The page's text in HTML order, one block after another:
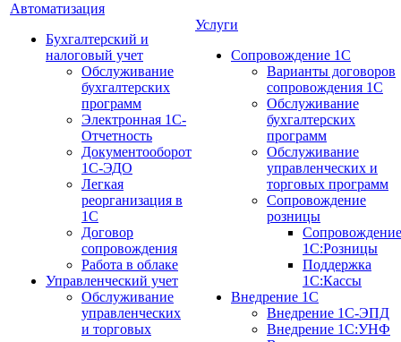
Автоматизация
Бухгалтерский и
налоговый учет
Обслуживание
бухгалтерских
программ
Электронная 1С-
Отчетность
Документооборот
1С-ЭДО
Легкая
реорганизация в
1С
Договор
сопровождения
Работа в облаке
Управленческий учет
Обслуживание
управленческих
и торговых
Услуги
Сопровождение 1С
Варианты договоров
сопровождения 1С
Обслуживание
бухгалтерских
программ
Обслуживание
управленческих и
торговых программ
Сопровождение
розницы
Сопровождение
1С:Розницы
Поддержка
1С:Кассы
Внедрение 1С
Внедрение 1С-ЭПД
Внедрение 1С:УНФ